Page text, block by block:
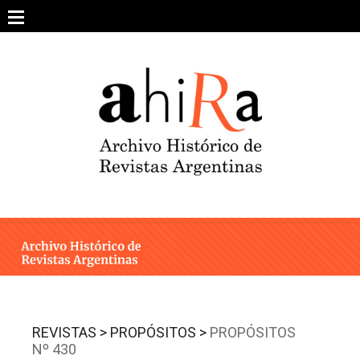
content
ARCHIVO DE REVISTAS
ESTUDIOS CRÍTICOS
INTEGRANTES
CONTACTO
REVISTAS > PROPÓSITOS > PROPÓSITOS
Nº 430